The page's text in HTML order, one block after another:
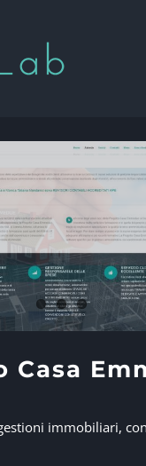
Casa
immobiliari,